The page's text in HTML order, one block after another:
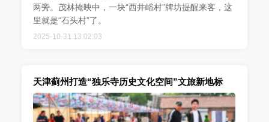
两旁。茂林掩映中，一块“西井峪村”牌坊提醒来客，这
里就是“石头村”了。
2025-10-31 13:02:03
天津蓟州打造“独乐寺历史文化空间”文旅新地标